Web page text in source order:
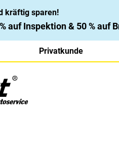
kräftig sparen!
auf Inspektion & 50 % auf
Privatkunde